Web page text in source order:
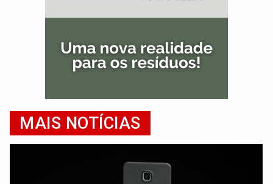
MAIS NOTÍCIAS